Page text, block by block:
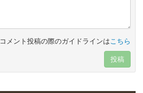
コメント投稿の際のガイドラインはこちら
投稿